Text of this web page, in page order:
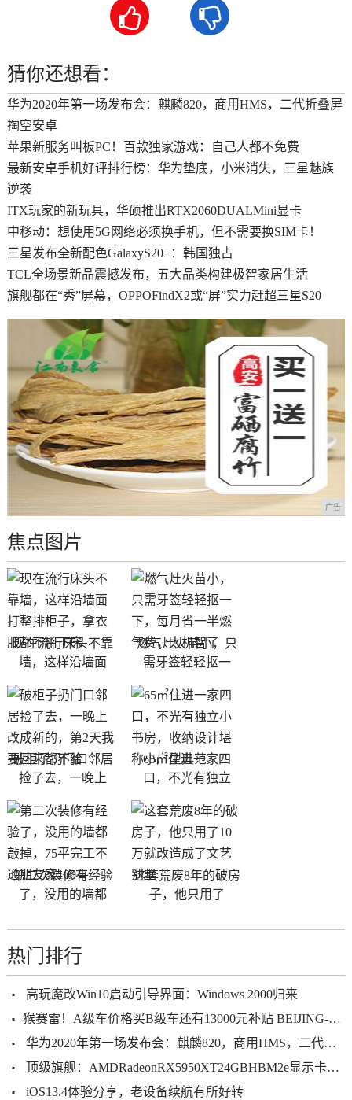
 
猜你还想看：
华为2020年第一场发布会：麒麟820，商用HMS，二代折叠屏
掏空安卓
苹果新服务叫板PC！百款独家游戏：自己人都不免费
最新安卓手机好评排行榜：华为垫底，小米消失，三星魅族
逆袭
ITX玩家的新玩具，华硕推出RTX2060DUALMini显卡
中移动：想使用5G网络必须换手机，但不需要换SIM卡！
三星发布全新配色GalaxyS20+：韩国独占
TCL全场景新品震撼发布，五大品类构建极智家居生活
旗舰都在“秀”屏幕，OPPOFindX2或“屏”实力赶超三星S20
广告
焦点图片
现在流行床头不靠
墙，这样沿墙面
燃气灶火苗小，只
需牙签轻轻抠一
破柜子扔门口邻居
捡了去，一晚上
65㎡住进一家四
口，不光有独立
第二次装修有经验
了，没用的墙都
这套荒废8年的破房
子，他只用了
热门排行
高玩魔改Win10启动引导界面：Windows 2000归来
​猴赛雷！A级车价格买B级车还有13000元补贴 BEIJING-U7介绍畀你
华为2020年第一场发布会：麒麟820，商用HMS，二代折叠屏掏空安卓
顶级旗舰：AMDRadeonRX5950XT24GBHBM2e显示卡参数曝光
iOS13.4体验分享，老设备续航有所好转